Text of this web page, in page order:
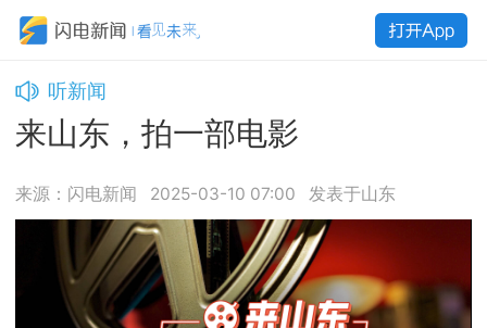
听新闻
来山东，拍一部电影
来源：闪电新闻 2025-03-10 07:00 发表于山东